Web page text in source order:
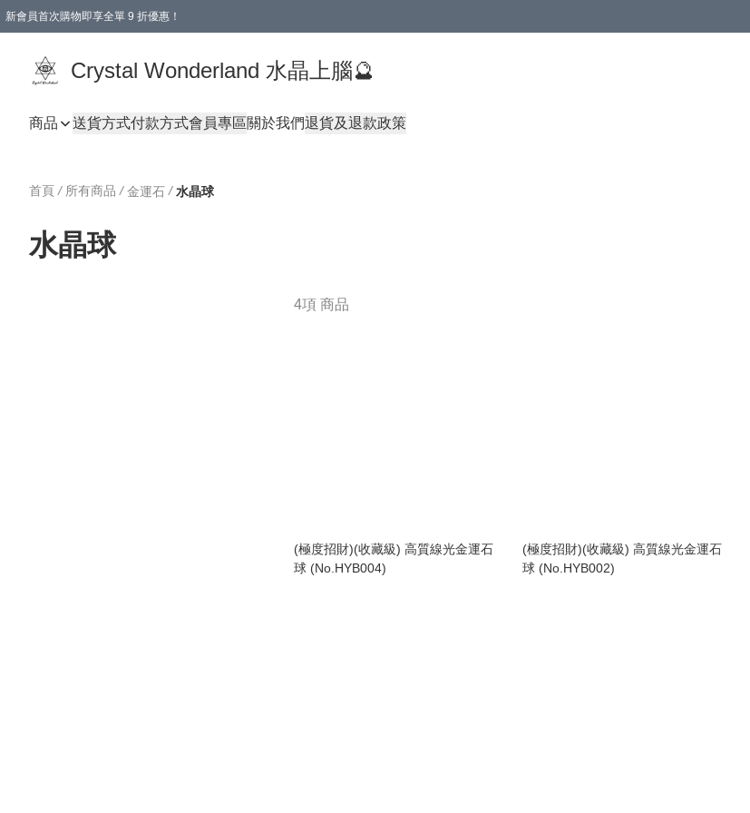
新會員首次購物即享全單 9 折優惠！
Crystal Wonderland 水晶上腦🔮
商品 送貨方式付款方式會員專區關於我們退貨及退款政策
首頁 / 所有商品 / 金運石 / 水晶球
水晶球
4項 商品
(極度招財)(收藏級) 高質線光金運石
球 (No.HYB004)
(極度招財)(收藏級) 高質線光金運石
球 (No.HYB002)